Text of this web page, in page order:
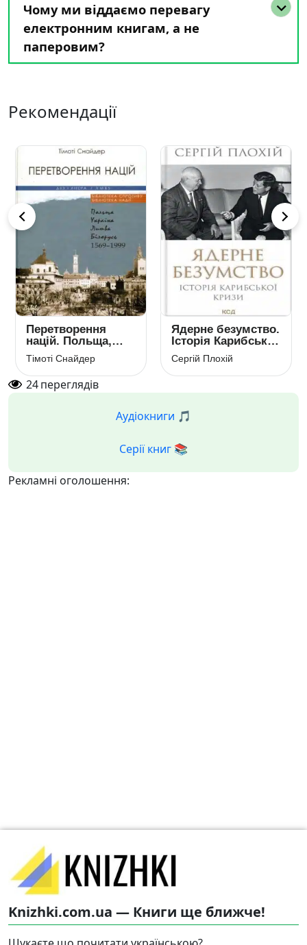
Чому ми віддаємо перевагу
електронним книгам, а не
паперовим?
Рекомендації
Перетворення
націй. Польща,
Україна, Литва,
Білорусь. 1569-
1999 рр.
Тімоті Снайдер
Ядерне безумство.
Історія Карибської
кризи
Сергій Плохій
24переглядів
Аудіокниги 🎵
Серії книг 📚
Рекламні оголошення:
Knizhki.com.ua — Книги ще ближче!